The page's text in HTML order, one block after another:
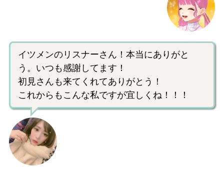
イツメンのリスナーさん！本当にありがと
う。いつも感謝してます！
初見さんも来てくれてありがとう！
これからもこんな私ですが宜しくね！！！